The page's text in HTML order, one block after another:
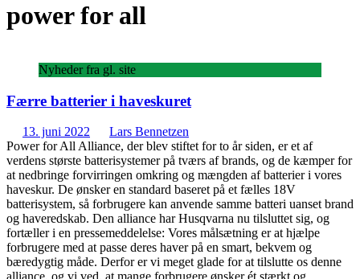
power for all
Nyheder fra gl. site
Færre batterier i haveskuret
13. juni 2022
Lars Bennetzen
Power for All Alliance, der blev stiftet for to år siden, er et af
verdens største batterisystemer på tværs af brands, og de kæmper for
at nedbringe forvirringen omkring og mængden af batterier i vores
haveskur. De ønsker en standard baseret på et fælles 18V
batterisystem, så forbrugere kan anvende samme batteri uanset brand
og haveredskab. Den alliance har Husqvarna nu tilsluttet sig, og
fortæller i en pressemeddelelse: Vores målsætning er at hjælpe
forbrugere med at passe deres haver på en smart, bekvem og
bæredygtig måde. Derfor er vi meget glade for at tilslutte os denne